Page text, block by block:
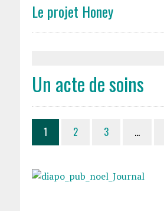
Le projet Honey
Un acte de soins
1 2 3 …